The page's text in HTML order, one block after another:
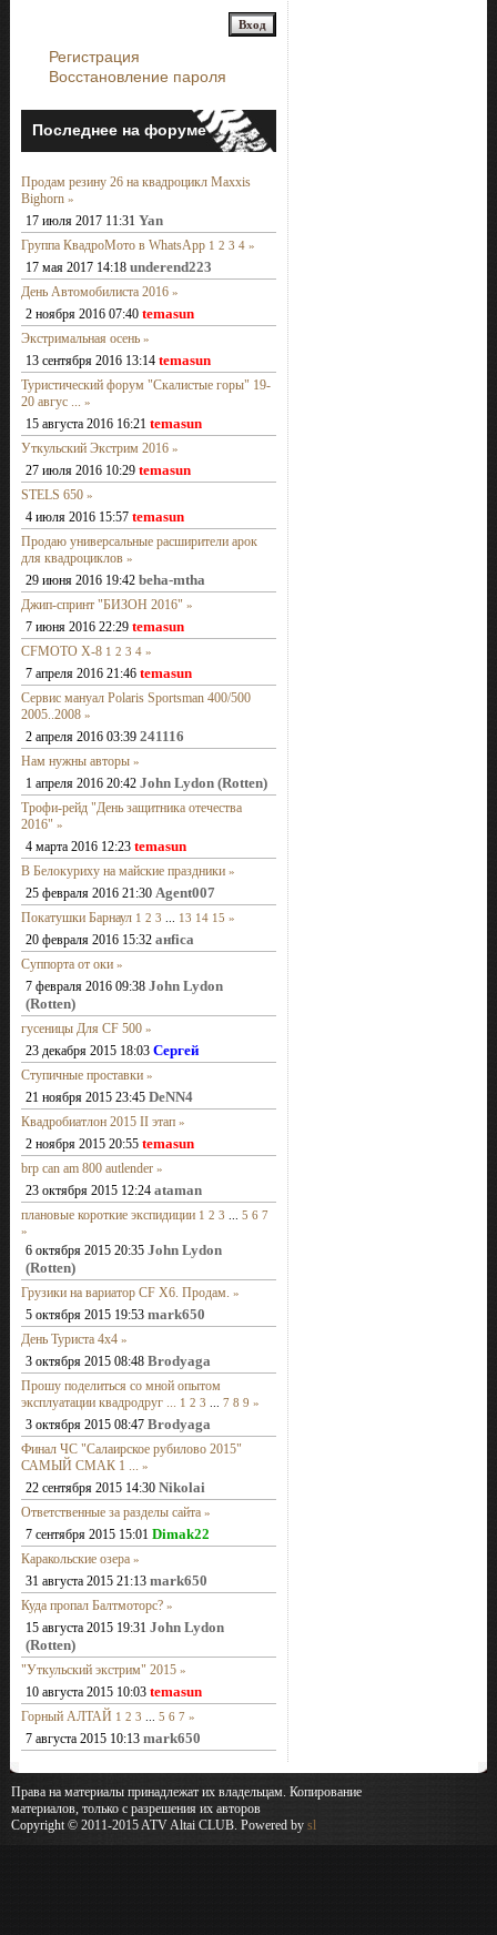
Регистрация
Восстановление пароля
Последнее на форуме
Продам резину 26 на квадроцикл Maxxis
Bighorn »
17 июля 2017 11:31 Yan
Группа КвадроМото в WhatsApp 1 2 3 4 »
17 мая 2017 14:18 underend223
День Автомобилиста 2016 »
2 ноября 2016 07:40 temasun
Экстримальная осень »
13 сентября 2016 13:14 temasun
Туристический форум "Скалистые горы" 19-
20 авгус ... »
15 августа 2016 16:21 temasun
Уткульский Экстрим 2016 »
27 июля 2016 10:29 temasun
STELS 650 »
4 июля 2016 15:57 temasun
Продаю универсальные расширители арок
для квадроциклов »
29 июня 2016 19:42 beha-mtha
Джип-спринт "БИЗОН 2016" »
7 июня 2016 22:29 temasun
CFMOTO X-8 1 2 3 4 »
7 апреля 2016 21:46 temasun
Сервис мануал Polaris Sportsman 400/500
2005..2008 »
2 апреля 2016 03:39 241116
Нам нужны авторы »
1 апреля 2016 20:42 John Lydon (Rotten)
Трофи-рейд "День защитника отечества
2016" »
4 марта 2016 12:23 temasun
В Белокуриху на майские праздники »
25 февраля 2016 21:30 Agent007
Покатушки Барнаул 1 2 3 13 14 15 »
20 февраля 2016 15:32 анfiса
Суппорта от оки »
7 февраля 2016 09:38 John Lydon
(Rotten)
гусеницы Для CF 500 »
23 декабря 2015 18:03 Сергей
Ступичные проставки »
21 ноября 2015 23:45 DeNN4
Квадробиатлон 2015 II этап »
2 ноября 2015 20:55 temasun
brp can am 800 autlender »
23 октября 2015 12:24 ataman
плановые короткие экспидиции 1 2 3 5 6 7
»
6 октября 2015 20:35 John Lydon
(Rotten)
Грузики на вариатор CF X6. Продам. »
5 октября 2015 19:53 mark650
День Туриста 4х4 »
3 октября 2015 08:48 Brodyaga
Прошу поделиться со мной опытом
эксплуатации квадродруг ... 1 2 3 7 8 9 »
3 октября 2015 08:47 Brodyaga
Финал ЧС "Салаирское рубилово 2015"
САМЫЙ СМАК 1 ... »
22 сентября 2015 14:30 Nikolai
Ответственные за разделы сайта »
7 сентября 2015 15:01 Dimak22
Каракольские озера »
31 августа 2015 21:13 mark650
Куда пропал Балтмоторс? »
15 августа 2015 19:31 John Lydon
(Rotten)
"Уткульский экстрим" 2015 »
10 августа 2015 10:03 temasun
Горный АЛТАЙ 1 2 3 5 6 7 »
7 августа 2015 10:13 mark650
Права на материалы принадлежат их владельцам. Копирование
материалов, только с разрешения их авторов
Copyright © 2011-2015 ATV Altai CLUB. Powered by sl